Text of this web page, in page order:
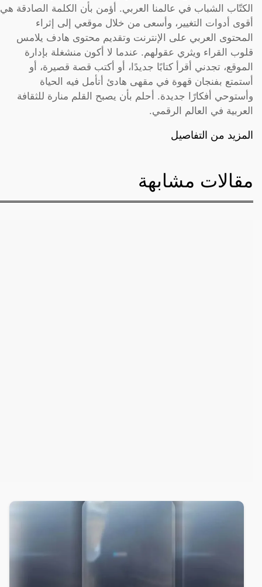
الكتّاب الشباب في عالمنا العربي. أؤمن بأن الكلمة الصادقة هي
أقوى أدوات التغيير، وأسعى من خلال موقعي إلى إثراء
المحتوى العربي على الإنترنت وتقديم محتوى هادف يلامس
قلوب القراء ويثري عقولهم. عندما لا أكون منشغلة بإدارة
الموقع، تجدني أقرأ كتابًا جديدًا، أو أكتب قصة قصيرة، أو
أستمتع بفنجان قهوة في مقهى هادئ أتأمل فيه الحياة
وأستوحي أفكارًا جديدة. أحلم بأن يصبح القلم منارة للثقافة
العربية في العالم الرقمي.
المزيد من التفاصيل
مقالات مشابهة